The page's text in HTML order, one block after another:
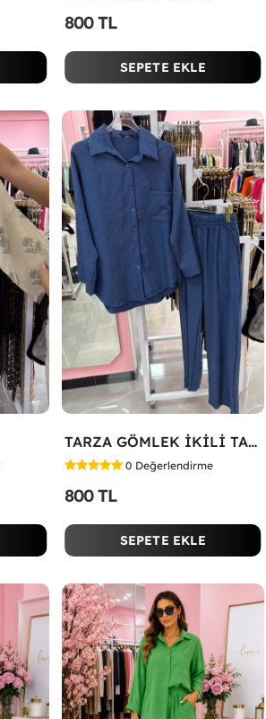
800 TL
SEPETE EKLE
TARZA GÖMLEK İKİLİ TAKIM KOT KUMAŞ Mavi
0 Değerlendirme
800 TL
SEPETE EKLE